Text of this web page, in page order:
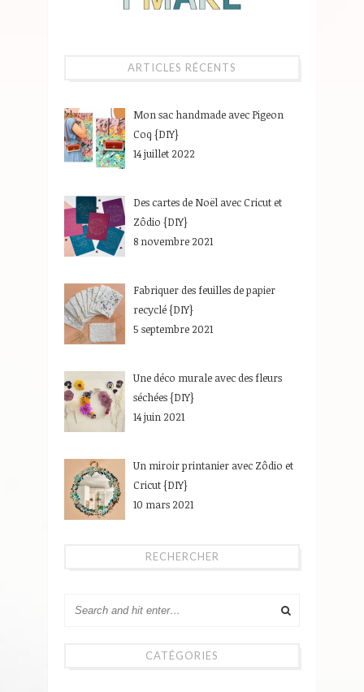
ARTICLES RÉCENTS
Mon sac handmade avec Pigeon
Coq {DIY}
14 juillet 2022
Des cartes de Noël avec Cricut et
Zôdio {DIY}
8 novembre 2021
Fabriquer des feuilles de papier
recyclé {DIY}
5 septembre 2021
Une déco murale avec des fleurs
séchées {DIY}
14 juin 2021
Un miroir printanier avec Zôdio et
Cricut {DIY}
10 mars 2021
RECHERCHER
CATÉGORIES